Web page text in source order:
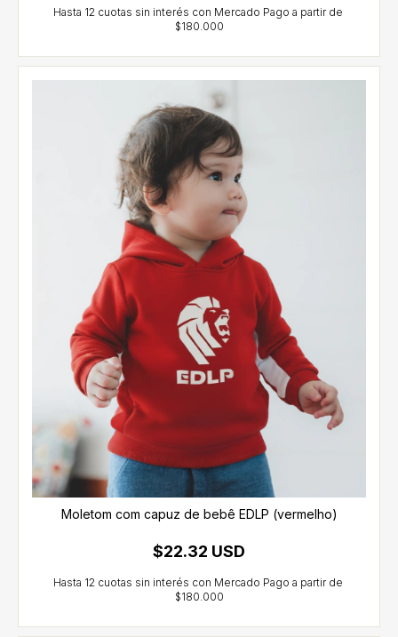
Moletom com capuz de bebê EDLP (vermelho)
$22.32 USD